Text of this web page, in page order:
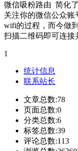
微信吸粉路由 简化
关注你的微信公众
wifi的过程，而今做
扫描二维码即可连接
1
统计信息
联系站长
文章总数:78
页面总数:0
分类总数:6
标签总数:39
评论总数:113